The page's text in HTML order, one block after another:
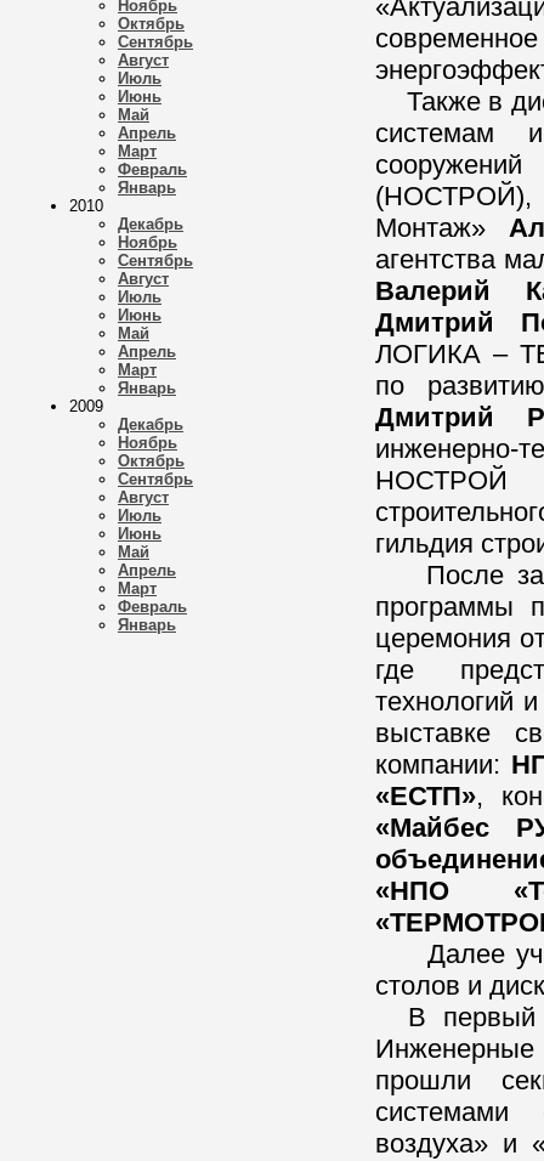
Ноябрь
Октябрь
Сентябрь
Август
Июль
Июнь
Май
Апрель
Март
Февраль
Январь
2010
Декабрь
Ноябрь
Сентябрь
Август
Июль
Июнь
Май
Апрель
Март
Январь
2009
Декабрь
Ноябрь
Октябрь
Сентябрь
Август
Июль
Июнь
Май
Апрель
Март
Февраль
Январь
Также в
системам
Монтаж»
агентства
Валерий
Дмитрий
ЛОГИКА –
по
Дмитрий
инженерно-
гильдия
После
программы
церемония
где
технологий
выставке
компании:
«ЕСТП»,
«Майбес
«НПО
Далее
столов и
В первый
прошли
системами
воздуха» и